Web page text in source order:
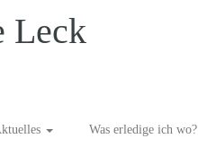
Leck
Was erledige ich wo?